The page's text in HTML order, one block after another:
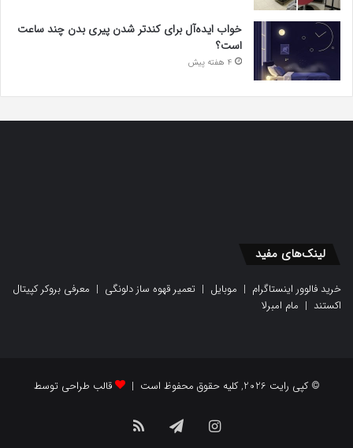
خواب ایده‌آل برای کندتر شدن پیری بدن چند ساعت
است؟
4 هفته پیش
لینک‌های مفید
خرید فالوور اینستاگرام | موبایل | تعمیر قهوه ساز دلونگی | معرفی بروکر کپیتال
اکستند | مام امبرلا
© کپی رایت 2026, کلیه حقوق محفوظ است | قالب طراحی توسط
اینستاگرامتلگرامخوراک